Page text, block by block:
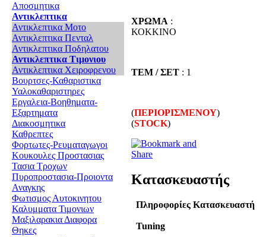
Αποσμητικα
Αντικλεπτικα
Αντικλεπτικα Μοτο
Αντικλεπτικα Πενταλ
Αντικλεπτικα Ποδηλατου
Αντικλεπτικα Τιμονιου
Αντικλεπτικα Χειροφρενου
Βουρτσες-Καθαριστικα
Υαλοκαθαριστηρες
Εργαλεια-Βοηθηματα-
Εξαρτηματα
Διακοσμητικα
Καθρεπτες
Φορτωτες-Ρευματαγωγοι
Κουκουλες Προστασιας
Τασια Τροχων
Πυροπροστασια-Προιοντα
Αναγκης
Φωτισμος Αυτοκινητου
Καλυμματα Τιμονιων
Μαξιλαρακια Διαφορα
Θηκες
ΧΡΩΜΑ :
ΚΟΚΚΙΝΟ
ΤΕΜ / ΣΕΤ : 1
(ΠΕΡΙΟΡΙΣΜΕΝΟΥ)
(STOCK)
Κατασκευαστής
Πληροφορίες Κατασκευαστή
Tuning